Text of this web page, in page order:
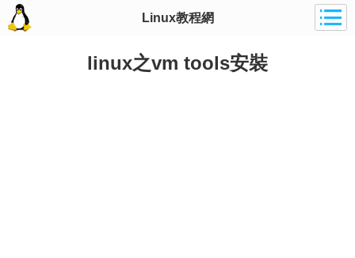
Linux教程網
linux之vm tools安裝